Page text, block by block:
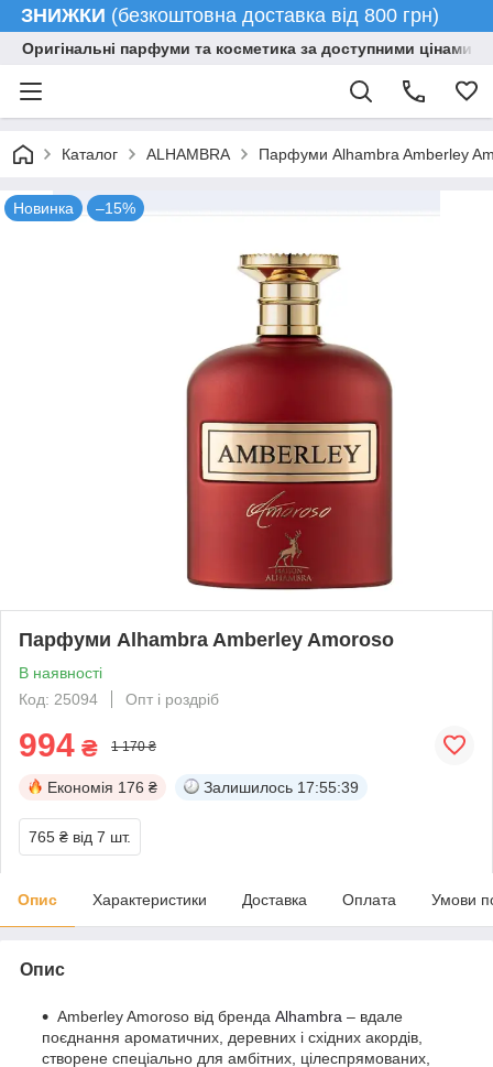
ЗНИЖКИ (безкоштовна доставка від 800 грн)
Оригінальні парфуми та косметика за доступними цінами
Каталог ALHAMBRA Парфуми Alhambra Amberley
Новинка –15%
Парфуми Alhambra Amberley Amoroso
В наявності
Код: 25094
Опт і роздріб
994 ₴ 1 170 ₴
Економія 176 ₴ Залишилось 17:55:38
765 ₴ від 7 шт.
Опис Характеристики Доставка Оплата Умови
Опис
Amberley Amoroso від бренда Alhambra – вдале
поєднання ароматичних, деревних і східних акордів,
створене спеціально для амбітних, цілеспрямованих,